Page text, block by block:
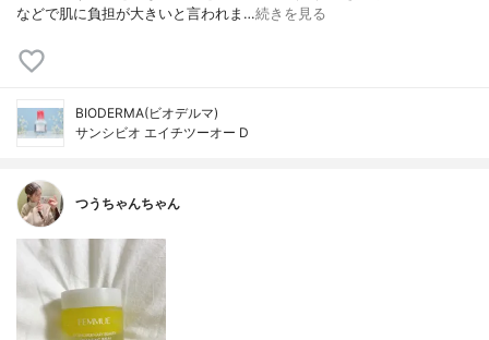
などで肌に負担が大きいと言われま…続きを見る
BIODERMA(ビオデルマ)
サンシビオ エイチツーオー D
つうちゃんちゃん